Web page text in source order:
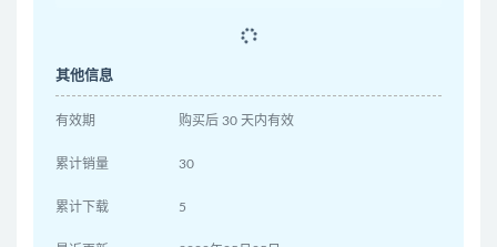
其他信息
有效期 购买后 30 天内有效
累计销量 30
累计下载 5